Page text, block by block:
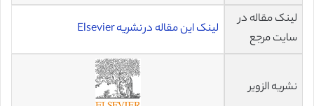
لینک مقاله در
سایت مرجع
لینک این مقاله در نشریه Elsevier
نشریه الزویر